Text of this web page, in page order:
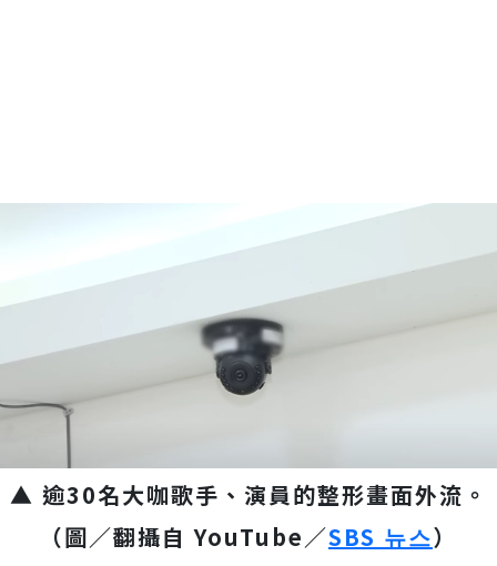
▲ 逾30名大咖歌手、演員的整形畫面外流。
（圖／翻攝自 YouTube／SBS 뉴스）